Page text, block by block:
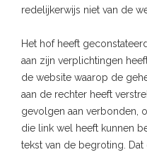
redelijkerwijs niet van de
Het hof heeft
aan zijn verplichtingen
de website waarop de
aan de rechter heeft
gevolgen aan verbonden,
die link wel heeft kunnen
tekst van de begroting.